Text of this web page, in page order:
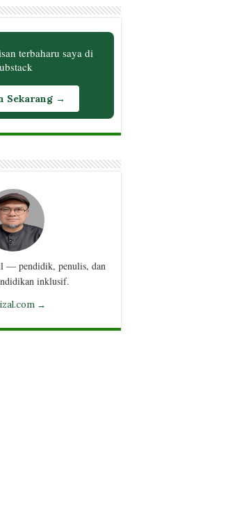
terbaharu saya di
Sekarang →
— pendidik, penulis, dan
inklusif.
→